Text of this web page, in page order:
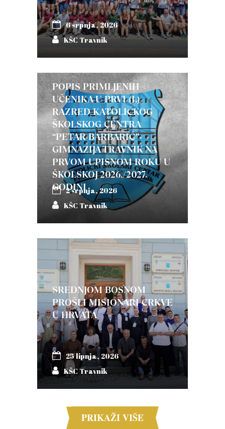
6 srpnja, 2026
KŠC Travnik
POPIS PRIMLJENIH
UČENIKA U PRVI (I.)
RAZRED KATOLIČKOG
ŠKOLSKOG CENTRA
“PETAR BARBARIĆ”-
GIMNAZIJA TRAVNIK NA
PRVOM UPISNOM ROKU U
ŠKOLSKOJ 2026./2027.
GODINI
2 srpnja, 2026
KŠC Travnik
SREDNJOM BOSNOM
PROŠLI MISIONARI CRKVE
U HRVATA
25 lipnja, 2026
KŠC Travnik
PRIKAŽI VIŠE